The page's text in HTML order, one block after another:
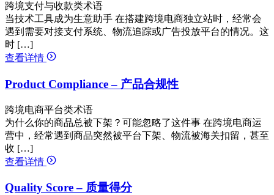
跨境支付与收款类术语
当技术工具成为生意助手 在搭建跨境电商独立站时，经常会
遇到需要对接支付系统、物流追踪或广告投放平台的情况。这
时 […]
查看详情
Product Compliance – 产品合规性
跨境电商平台类术语
为什么你的商品总被下架？可能忽略了这件事 在跨境电商运
营中，经常遇到商品突然被平台下架、物流被海关扣留，甚至
收 […]
查看详情
Quality Score – 质量得分